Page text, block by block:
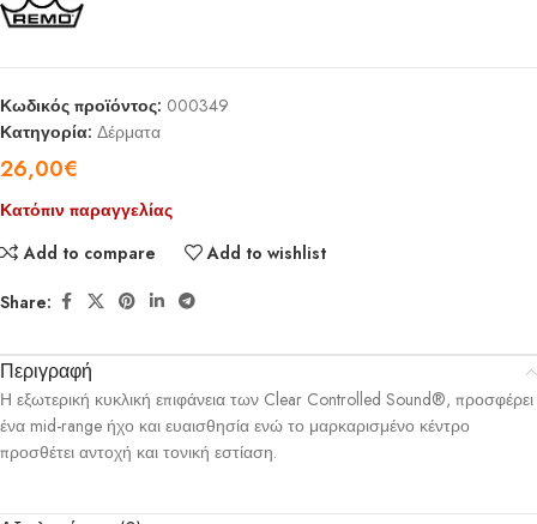
Κωδικός προϊόντος: 000349
Κατηγορία: Δέρματα
26,00€
Κατόπιν παραγγελίας
Add to compare
Add to wishlist
Share:
Περιγραφή
Η εξωτερική κυκλική επιφάνεια των Clear Controlled Sound®, προσφέρει
ένα mid-range ήχο και ευαισθησία ενώ το μαρκαρισμένο κέντρο
προσθέτει αντοχή και τονική εστίαση.